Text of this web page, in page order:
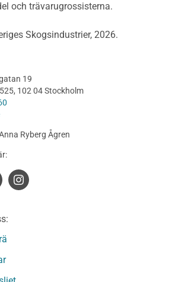
och andra utomhuskonstruktioner
utförande
Behandlat
Fingerskarvat
Fingerskarvat Obehandlat
beklädnad Behandlat
och trävarugrossisterna.
Skogsindustrier, 2026.
19
102 04 Stockholm
Ryberg Ågren